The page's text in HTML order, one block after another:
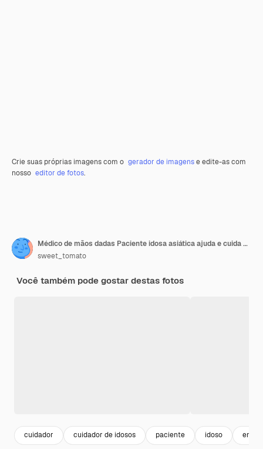
Crie suas próprias imagens com o gerador de imagense edite-as com
nosso editor de fotos.
Médico de mãos dadas Paciente idosa asiática ajuda e cuida no hospital
sweet_tomato
Você também pode gostar destas fotos
cuidador cuidador de idosos paciente idoso